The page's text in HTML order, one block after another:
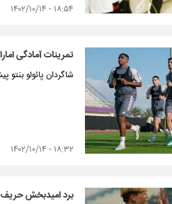
۱۸:۵۴ - ۱۴۰۲/۱۰/۱۴
تمرینات آمادگی
شاگردان پائولو
۱۸:۳۲ - ۱۴۰۲/۱۰/۱۴
برد امیدبخش